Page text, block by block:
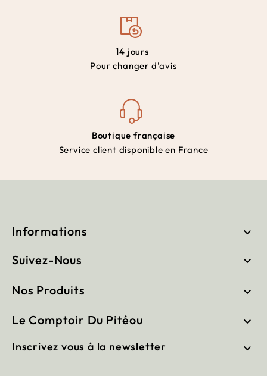
14 jours
Pour changer d'avis
Boutique française
Service client disponible en France
Informations 
Suivez-Nous 
Nos Produits 
Le Comptoir Du Pitéou 
Inscrivez vous à la newsletter 